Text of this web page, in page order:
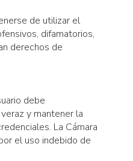
de utilizar el
difamatorios,
derechos de
debe
y mantener la
La Cámara
el uso indebido de